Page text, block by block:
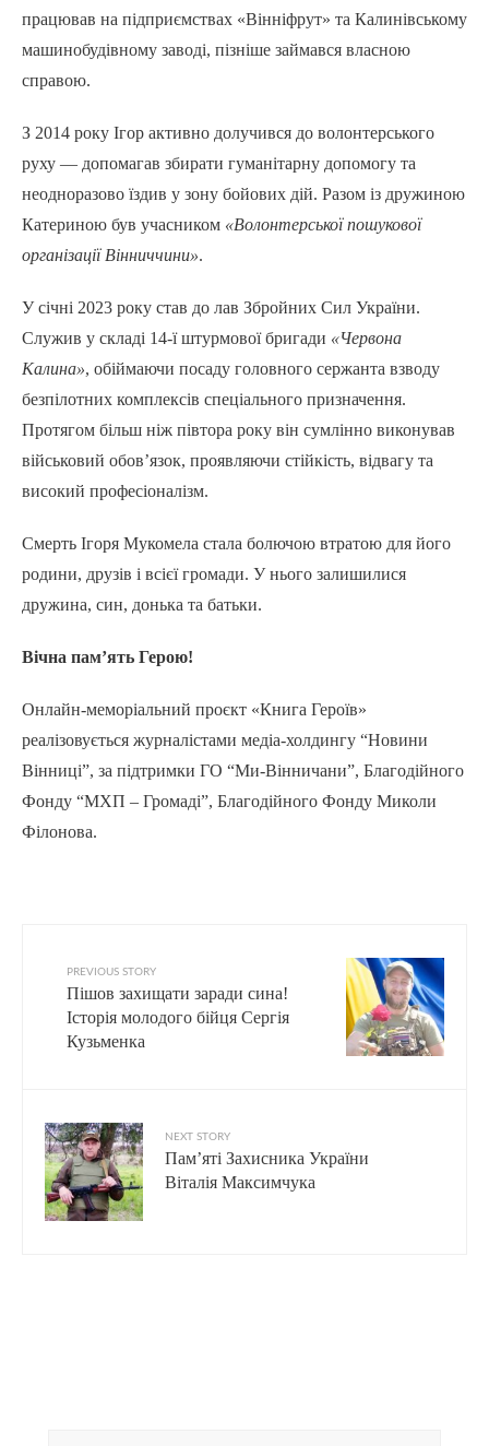
працював на підприємствах «Вінніфрут» та Калинівському
машинобудівному заводі, пізніше займався власною
справою.
З 2014 року Ігор активно долучився до волонтерського
руху — допомагав збирати гуманітарну допомогу та
неодноразово їздив у зону бойових дій. Разом із дружиною
Катериною був учасником «Волонтерської пошукової
організації Вінниччини».
У січні 2023 року став до лав Збройних Сил України.
Служив у складі 14-ї штурмової бригади «Червона
Калина», обіймаючи посаду головного сержанта взводу
безпілотних комплексів спеціального призначення.
Протягом більш ніж півтора року він сумлінно виконував
військовий обов’язок, проявляючи стійкість, відвагу та
високий професіоналізм.
Смерть Ігоря Мукомела стала болючою втратою для його
родини, друзів і всієї громади. У нього залишилися
дружина, син, донька та батьки.
Вічна пам’ять Герою!
Онлайн-меморіальний проєкт «Книга Героїв»
реалізовується журналістами медіа-холдингу “Новини
Вінниці”, за підтримки ГО “Ми-Вінничани”, Благодійного
Фонду “МХП – Громаді”, Благодійного Фонду Миколи
Філонова.
PREVIOUS STORY
Пішов захищати заради сина!
Історія молодого бійця Сергія
Кузьменка
NEXT STORY
Пам’яті Захисника України
Віталія Максимчука